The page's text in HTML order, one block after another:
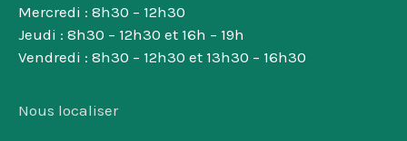
Mercredi : 8h30 – 12h30
Jeudi : 8h30 – 12h30 et 16h – 19h
Vendredi : 8h30 – 12h30 et 13h30 – 16h30
Nous localiser